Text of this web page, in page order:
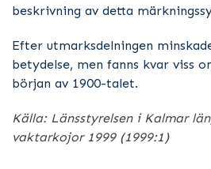
beskrivning av detta
Efter utmarksdelningen
betydelse, men fanns kvar viss
början av 1900-talet.
Källa: Länsstyrelsen i Kalmar
vaktarkojor 1999 (1999:1)